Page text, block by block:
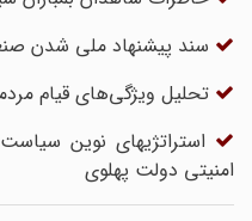
سند پیشنهاد ملی شدن
تحلیل ویژگی‌های قیام
امنیتی دولت پهلوی